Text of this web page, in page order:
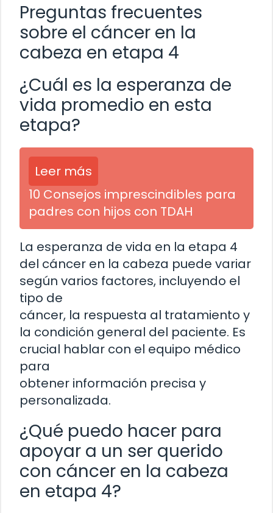
Preguntas frecuentes
sobre el cáncer en la
cabeza en etapa 4
¿Cuál es la esperanza de
vida promedio en esta
etapa?
Leer más
10 Consejos imprescindibles para
padres con hijos con TDAH
La esperanza de vida en la etapa 4
del cáncer en la cabeza puede variar
según varios factores, incluyendo el
tipo de
cáncer, la respuesta al tratamiento y
la condición general del paciente. Es
crucial hablar con el equipo médico
para
obtener información precisa y
personalizada.
¿Qué puedo hacer para
apoyar a un ser querido
con cáncer en la cabeza
en etapa 4?